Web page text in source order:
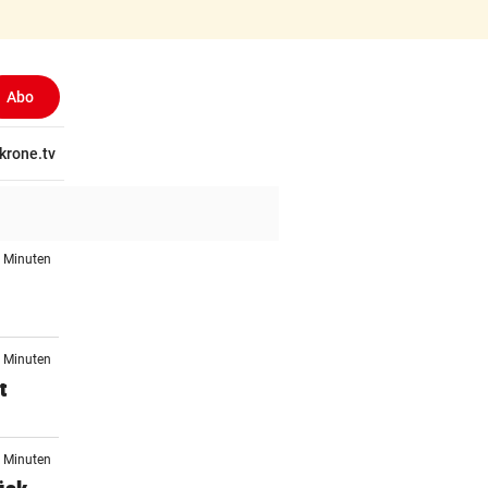
Abo
krone.tv
Minuten
Minuten
Minuten